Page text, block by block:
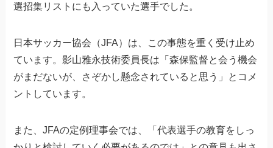
選招集リストにも入っていた選手でした。
日本サッカー協会（JFA）は、この事態を重く受け止め
ています。影山雅永技術委員長は「森保監督と会う機会
がまだないが、さぞかし懸念されていると思う」とコメ
ントしています。
また、JFAの定例理事会では、「代表選手の教育をしっ